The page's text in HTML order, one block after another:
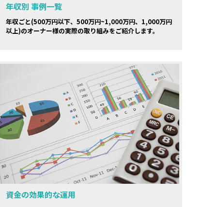
年収別 事例一覧
年収ごと(500万円以下、500万円~1,000万円、1,000万円
以上)のオーナー様の実際の取り組みをご紹介します。
資金の効果的な運用